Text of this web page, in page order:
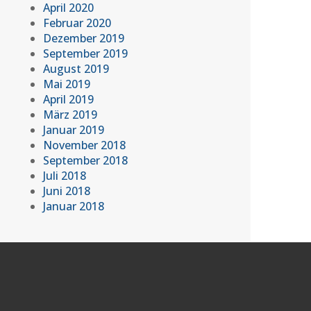
April 2020
Februar 2020
Dezember 2019
September 2019
August 2019
Mai 2019
April 2019
März 2019
Januar 2019
November 2018
September 2018
Juli 2018
Juni 2018
Januar 2018